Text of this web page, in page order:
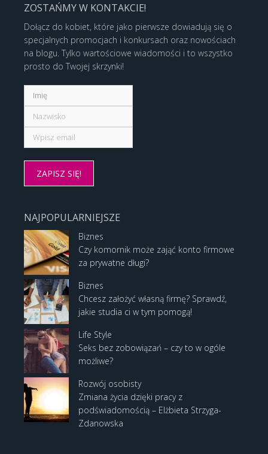
ZOSTAŃMY W KONTAKCIE!
Dołącz do kobiet, które jako pierwsze dowiadują się o
specjalnych promocjach i konkursach oraz nowościach
na blogu. Tylko wartościowe wiadomości i to wszystko
prosto do Twojej skrzynki!
NAJPOPULARNIEJSZE
Biznes
Czy komornik może zająć konto firmowe
za prywatne długi?
Biznes
Chcesz założyć własną firmę? Sprawdź,
jakie studia ci w tym pomogą!
Life Style
Seks bez zobowiązań – czy to w ogóle
możliwe?
Rozwój osobisty
Zmiana życia dzięki pracy z
podświadomością – Elżbieta Strzyga-
Zdanowska